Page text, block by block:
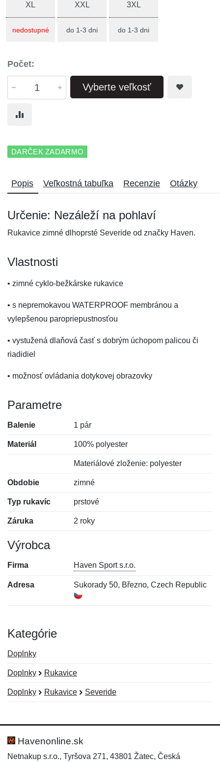
XL
nedostupné
XXL
do 1-3 dni
3XL
do 1-3 dni
Počet:
Vyberte veľkosť
DARČEK ZADARMO
Popis Veľkostná tabuľka Recenzie Otázky
Určenie: Nezáleží na pohlaví
Rukavice zimné dlhoprsté Severide od značky Haven.
Vlastnosti
• zimné cyklo-bežkárske rukavice
• s nepremokavou WATERPROOF membránou a
vylepšenou paropriepustnosťou
• vystužená dlaňová časť s dobrým úchopom palicou či
riadidiel
• možnosť ovládania dotykovej obrazovky
Parametre
Balenie 1 pár
Materiál 100% polyester
Materiálové zloženie: polyester
Obdobie zimné
Typ rukavíc prstové
Záruka 2 roky
Výrobca
Firma Haven Sport s.r.o.
Adresa Sukorady 50, Březno, Czech Republic
Kategórie
Doplnky
Doplnky Rukavice
Doplnky Rukavice Severide
Hodnotenie:
Meno:
Havenonline.sk
Netnakup s.r.o., Tyršova 271, 43801 Žatec, Česká